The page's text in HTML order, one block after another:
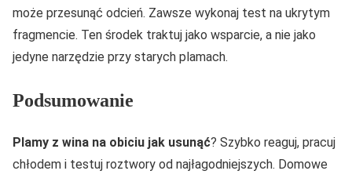
może przesunąć odcień. Zawsze wykonaj test na ukrytym
fragmencie. Ten środek traktuj jako wsparcie, a nie jako
jedyne narzędzie przy starych plamach.
Podsumowanie
Plamy z wina na obiciu jak usunąć? Szybko reaguj, pracuj
chłodem i testuj roztwory od najłagodniejszych. Domowe